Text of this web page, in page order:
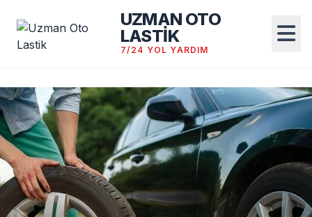
UZMAN OTO
LASTİK
7/24 YOL YARDIM